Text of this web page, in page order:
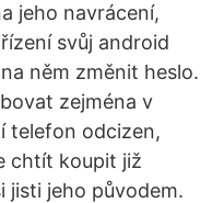
jeho navrácení,
svůj android
něm změnit heslo.
zejména v
telefon odcizen,
chtít koupit již
jisti jeho původem.